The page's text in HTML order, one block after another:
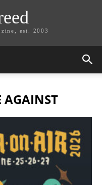
est. 2003
AGAINST